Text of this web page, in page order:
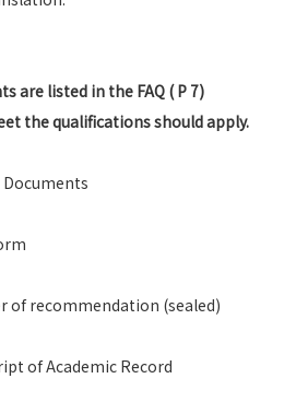
are listed in the FAQ ( P 7)
the qualifications should apply.
Documents
of recommendation (sealed)
of Academic Record